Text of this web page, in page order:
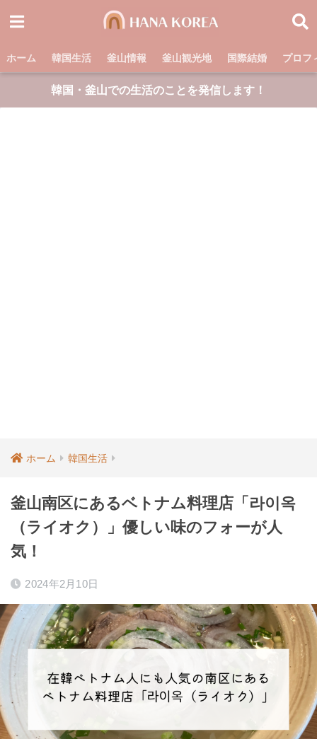
ホーム 韓国生活 釜山情報 釜山観光地 国際結婚 プロフ
韓国・釜山での生活のことを発信します！
ホーム 韓国生活
釜山南区にあるベトナム料理店「라이옥
（ライオク）」優しい味のフォーが人
気！
2024年2月10日